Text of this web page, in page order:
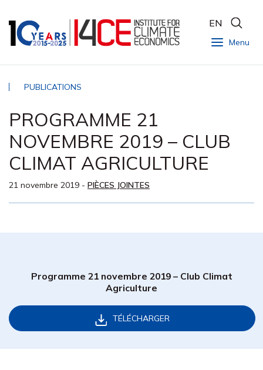
Menu
EN
PUBLICATIONS
PROGRAMME 21
NOVEMBRE 2019 – CLUB
CLIMAT AGRICULTURE
21 novembre 2019 - PIÈCES JOINTES
Programme 21 novembre 2019 – Club Climat
Agriculture
TÉLÉCHARGER